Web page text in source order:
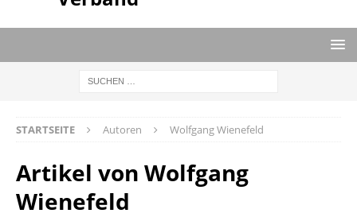
STARTSEITE Autoren Wolfgang Wienefeld
Artikel von Wolfgang
Wienefeld